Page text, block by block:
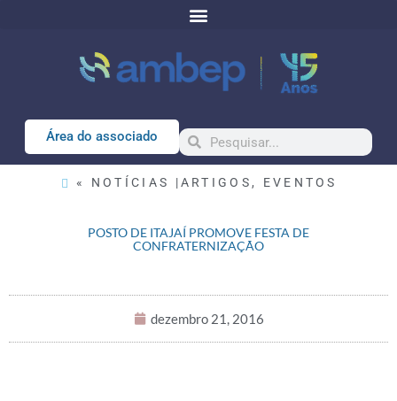
Área do associado
« NOTÍCIAS |ARTIGOS , EVENTOS
POSTO DE ITAJAÍ PROMOVE FESTA DE
CONFRATERNIZAÇÃO
dezembro 21, 2016